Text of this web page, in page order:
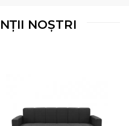
NOȘTRI